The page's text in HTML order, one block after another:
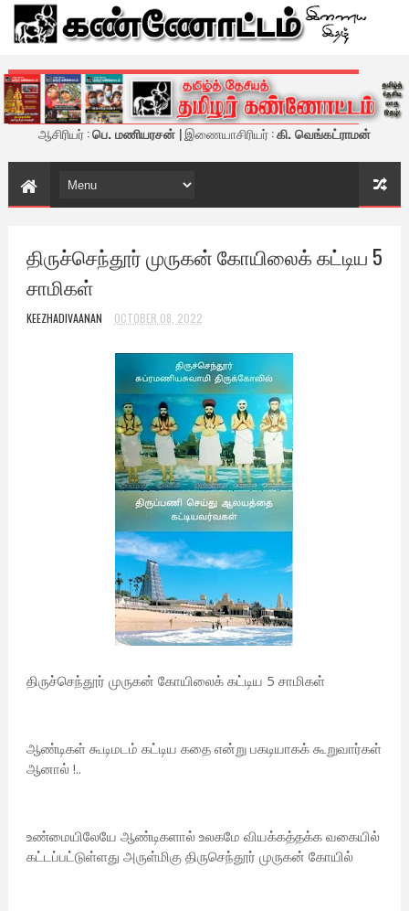
கண்ணோட்டம் - இணைய இதழ்
ஆசிரியர் :பெ. மணியரசன் | இணையாசிரியர் :கி. வெங்கட்ராமன்
திருச்செந்தூர் முருகன் கோயிலைக் கட்டிய 5
சாமிகள்
KEEZHADIVAANAN OCTOBER 08, 2022
திருச்செந்தூர் முருகன் கோயிலைக் கட்டிய 5 சாமிகள்
ஆண்டிகள் கூடிமடம் கட்டிய கதை என்று பகடியாகக் கூறுவார்கள்
ஆனால் !..
உண்மையிலேயே ஆண்டிகளால் உலகமே வியக்கத்தக்க வகையில்
கட்டப்பட்டுள்ளது அருள்மிகு திருசெந்தூர் முருகன் கோயில்